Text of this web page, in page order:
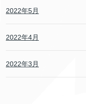
2022年5月
2022年4月
2022年3月